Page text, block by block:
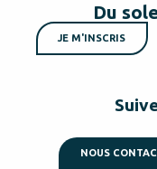
Du
JE M'INSCRIS
NOUS